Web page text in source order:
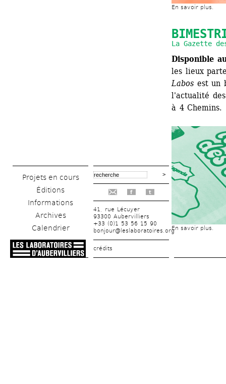
Projets en cours
Éditions
Informations
Archives
Calendrier
f t
41, rue Lécuyer
93300 Aubervilliers
+33 (0)1 53 56 15 90
bonjour@leslaboratoires.org
crédits
En savoir plus.
La Gazette
Disponible
les lieux
Labos est un
l'actualité
à 4 Chemins.
En savoir plus.